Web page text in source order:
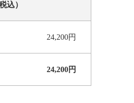
込）
24,200円
24,200円